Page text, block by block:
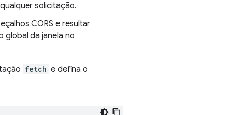
solicitação.
CORS e resultar
global da janela no
fetch e defina o